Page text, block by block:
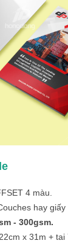
4 màu.
hay giấy
- 300gsm.
x 31m + tai